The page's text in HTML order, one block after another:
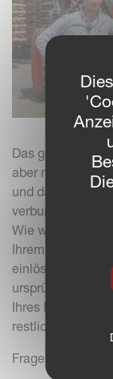
Das gesamte
aber nur für eine
und das ist noch
verbunden sind,
Wie wäre es mit
Ihrem
einlösen
ursprünglich
Ihres Fuhrparks
restliche Zeit
Fragen Sie